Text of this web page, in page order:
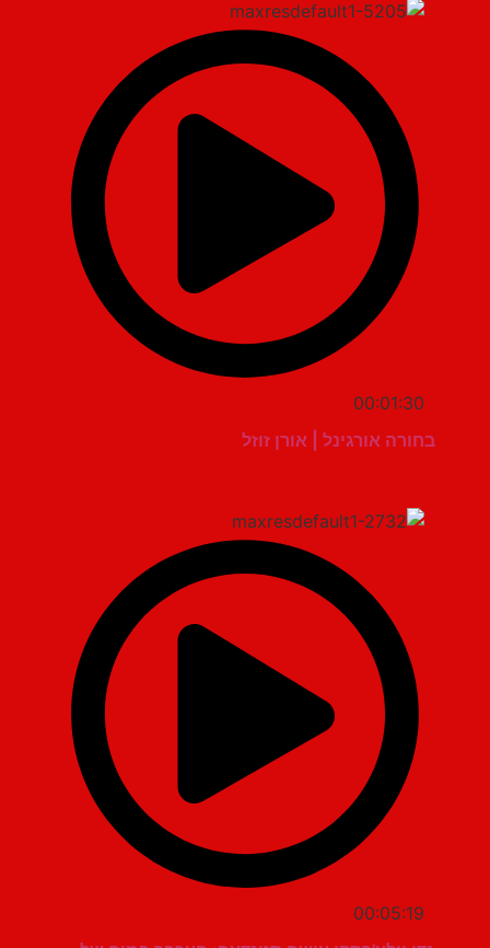
00:01:30
בחורה אורגינל | אורן זוזל
00:05:19